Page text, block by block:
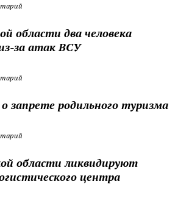
области два человека
за атак ВСУ
запрете родильного туризма
области ликвидируют
центра